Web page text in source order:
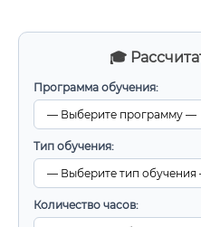
🎓
Программа обучения:
Тип обучения:
Количество часов: